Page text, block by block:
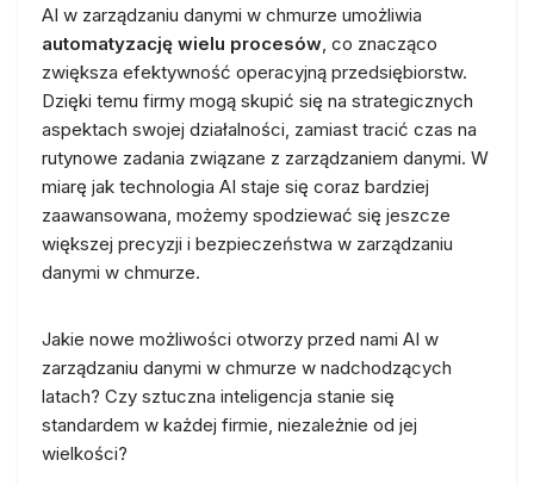
AI w zarządzaniu danymi w chmurze umożliwia
automatyzację wielu procesów, co znacząco
zwiększa efektywność operacyjną przedsiębiorstw.
Dzięki temu firmy mogą skupić się na strategicznych
aspektach swojej działalności, zamiast tracić czas na
rutynowe zadania związane z zarządzaniem danymi. W
miarę jak technologia AI staje się coraz bardziej
zaawansowana, możemy spodziewać się jeszcze
większej precyzji i bezpieczeństwa w zarządzaniu
danymi w chmurze.
Jakie nowe możliwości otworzy przed nami AI w
zarządzaniu danymi w chmurze w nadchodzących
latach? Czy sztuczna inteligencja stanie się
standardem w każdej firmie, niezależnie od jej
wielkości?